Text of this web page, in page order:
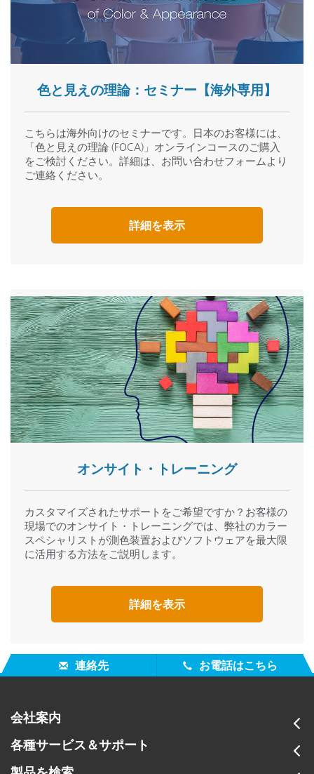
information presented to establish color quality
standards… and so can you!
Knowledgeable Instructors
be industry leaders and have accumulated years of
as color management, printing, textiles, plastics and
more.
After you’ve attended a seminar, you are encouraged to
continue contacting us through your My X-Rite account
for additional information or answers to technical
Free Materials
As part of the seminar tour, all attendees will receive the
Munsell Interactive Learning Kit and a Pantone gift free
of charge.
Exclusive Fundamentals of Color and Appearance Book
All seminar attendees will also receive X-Rite’s exclusive
Fundamentals of Color and Appearance book. This
industry acknowledged publication provides a logical
issues related to industrial applications.
色と見えの理論：セミナー【海外専用】
こちらは海外向けのセミナーです。日本のお客様には、
「色と見えの理論 (FOCA)」オンラインコースのご購入
をご検討ください。詳細は、お問い合わせフォームより
ご連絡ください。
詳細を表示
オンサイト・トレーニング
カスタマイズされたサポートをご希望ですか？お客様の
現場でのオンサイト・トレーニングでは、弊社のカラー
スペシャリストが測色装置およびソフトウェアを最大限
に活用する方法をご説明します。
詳細を表示
連絡先 お電話はこちら
会社案内
各種サービス＆サポート